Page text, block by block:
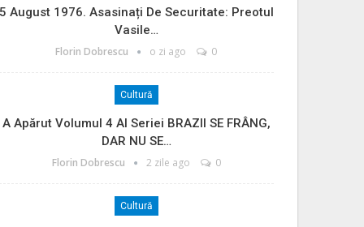
August 1976. Asasinați De Securitate: Preotul
Vasile…
Florin Dobrescu o zi ago 0
Cultură
A Apărut Volumul 4 Al Seriei BRAZII SE FRÂNG,
DAR NU SE…
Florin Dobrescu 2 zile ago 0
Cultură